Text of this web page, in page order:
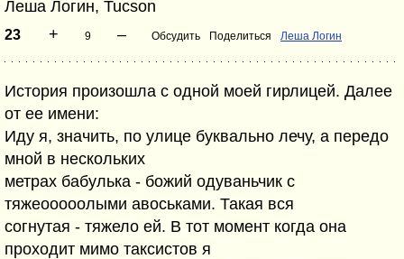
Леша Логин, Tucson
23 + 9 – Обсудить Поделиться Леша Логин
История произошла с одной моей гирлицей. Далее
от ее имени:
Иду я, значить, по улице буквально лечу, а передо
мной в нескольких
метрах бабулька - божий одуваньчик с
тяжеооооолыми авоськами. Такая вся
согнутая - тяжело ей. В тот момент когда она
проходит мимо таксистов я